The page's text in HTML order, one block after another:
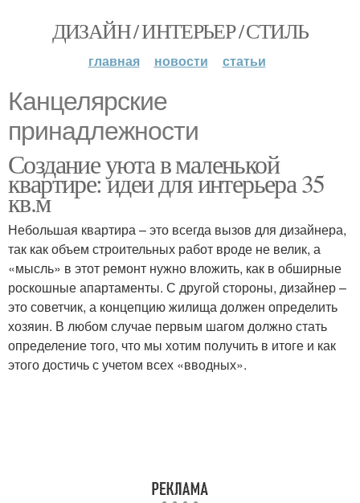
ДИЗАЙН / ИНТЕРЬЕР / СТИЛЬ
главная новости статьи
Канцелярские
принадлежности
Создание уюта в маленькой
квартире: идеи для интерьера 35
кв.м
Небольшая квартира – это всегда вызов для дизайнера,
так как объем строительных работ вроде не велик, а
«мысль» в этот ремонт нужно вложить, как в обширные
роскошные апартаменты. С другой стороны, дизайнер –
это советчик, а концепцию жилища должен определить
хозяин. В любом случае первым шагом должно стать
определение того, что мы хотим получить в итоге и как
этого достичь с учетом всех «вводных».